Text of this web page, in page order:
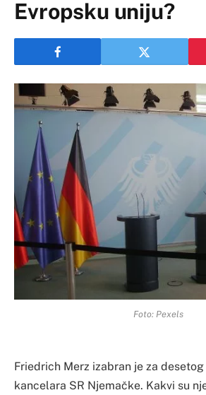
Evropsku uniju?
Foto: Pexels
Friedrich Merz izabran je za
kancelara SR Njemačke. Kakvi su